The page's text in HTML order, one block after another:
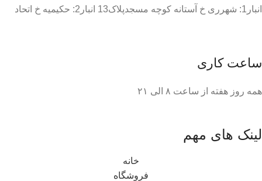
انبار1: شهرری خ آستانه کوچه مسجدپلاک13 انبار2: حکیمیه خ اتحاد
ساعت کاری
همه روز هفته از ساعت ٨ الی ۲۱
لینک های مهم
خانه
فروشگاه